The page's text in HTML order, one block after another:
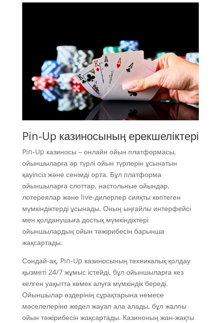
Pin-Up казиносының ерекшеліктері
Pin-Up казиносы – онлайн ойын платформасы,
ойыншыларға әр түрлі ойын түрлерін ұсынатын
қауіпсіз және сенімді орта. Бұл платформа
ойыншыларға слоттар, настольные ойындар,
лотереялар және live-дилерлер сияқты көптеген
мүмкіндіктерді ұсынады. Оның ыңғайлы интерфейсі
мен қолданушыға достық мүмкіндіктері
ойыншылардың ойын тәжірибесін барынша
жақсартады.
Сондай-ақ, Pin-Up казиносының техникалық қолдау
қызметі 24/7 жұмыс істейді, бұл ойыншыларға кез
келген уақытта көмек алуға мүмкіндік береді.
Ойыншылар өздерінің сұрақтарына немесе
мәселелеріне жедел жауап ала алады, бұл жалпы
ойын тәжірибесін жақсартады. Казиноның жан-жақты